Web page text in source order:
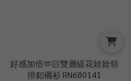
好感加倍🫶🏻雙層緹花娃娃領
排釦襯衫 RN680141